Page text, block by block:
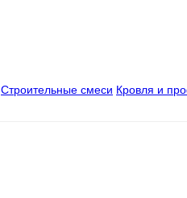
Строительные смеси Кровля и